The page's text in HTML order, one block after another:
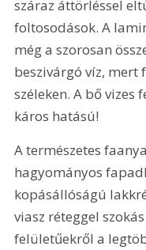
száraz áttörléssel
foltosodások. A
még a szorosan
beszivárgó víz, mert
széleken. A bő
káros hatású!
A természetes
hagyományos
kopásállóságú
viasz réteggel
felületűekről a